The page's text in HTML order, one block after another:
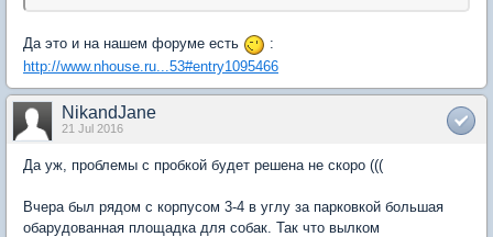
Да это и на нашем форуме есть
:
http://www.nhouse.ru...53#entry1095466
NikandJane
21 Jul 2016
Да уж, проблемы с пробкой будет решена не скоро (((
Вчера был рядом с корпусом 3-4 в углу за парковкой большая
обарудованная площадка для собак. Так что вылком